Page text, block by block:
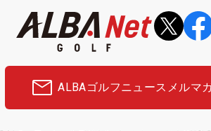
ALBAゴルフニュース メルマ